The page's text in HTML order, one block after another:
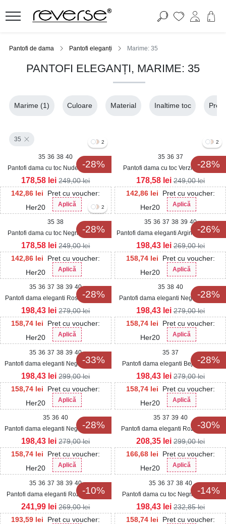
Pantofi de dama Pantofi eleganți Marime: 35
PANTOFI ELEGANȚI, MARIME: 35
Marime (1) Culoare Material Inaltime toc Pret
35
-28%
2
35 36 38 40
Pantofi dama cu toc Nude din Piele
Ecologica Kalaris
142,86 lei
Pret cu voucher:
Her20
Aplică
178,58 lei 249,00lei
-28%
2
35 36 37
Pantofi dama cu toc Verzi din Piele
Ecologica Kalaris
142,86 lei
Pret cu voucher:
Her20
Aplică
178,58 lei 249,00lei
-28%
2
35 38
Pantofi dama cu toc Negri din Piele
Ecologica Kalaris
142,86 lei
Pret cu voucher:
Her20
Aplică
178,58 lei 249,00lei
-26%
35 36 37 38 39 40
Pantofi dama eleganti Argintii din Glitter
Izaely
158,74 lei
Pret cu voucher:
Her20
Aplică
198,43 lei 269,00lei
-28%
35 36 37 38 39 40
Pantofi dama eleganti Rosii din Satin
Zaylens
158,74 lei
Pret cu voucher:
Her20
Aplică
198,43 lei 279,00lei
-28%
35 38 40
Pantofi dama eleganti Negri din Satin
Kyrie
158,74 lei
Pret cu voucher:
Her20
Aplică
198,43 lei 279,00lei
-33%
35 36 37 38 39 40
Pantofi dama eleganti Negri din Satin
Cayli
158,74 lei
Pret cu voucher:
Her20
Aplică
198,43 lei 299,00lei
-28%
35 37
Pantofi dama eleganti Bej din Piele
Ecologica Aisha
158,74 lei
Pret cu voucher:
Her20
Aplică
198,43 lei 279,00lei
-28%
35 36 40
Pantofi dama eleganti Negri din Satin
Zaylens
158,74 lei
Pret cu voucher:
Her20
Aplică
198,43 lei 279,00lei
-30%
35 37 39 40
Pantofi dama eleganti Roz Auriu din
Piele Ecologica Bexley
166,68 lei
Pret cu voucher:
Her20
Aplică
208,35 lei 299,00lei
-10%
35 36 37 38 39 40
Pantofi dama eleganti Roz Auriu din
Glitter Izaely
193,59 lei
Pret cu voucher:
241,99 lei 269,00lei
-14%
35 36 37 38 40
Pantofi dama cu toc Negri din Piele
Ecologica Erena
158,74 lei
Pret cu voucher:
198,43 lei 232,85lei